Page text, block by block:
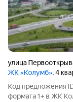
улица
ЖК «Колумб», 4
Код предложения
формата 1+ в ЖК